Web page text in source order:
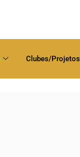
Clubes/Projetos